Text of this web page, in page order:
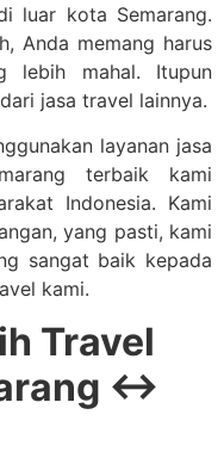
luar kota Semarang.
Anda memang harus
lebih mahal. Itupun
jasa travel lainnya.
layanan jasa
terbaik kami
Indonesia. Kami
yang pasti, kami
sangat baik kepada
kami.
Travel
↔